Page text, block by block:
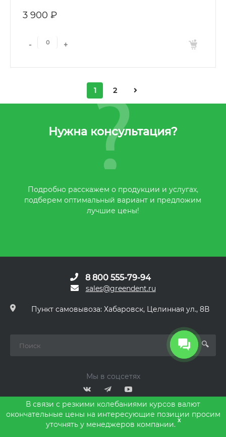
3 900 ₽
- +
1 2
Нужна консультация?
Подробно расскажем о продукции и услугах,
подберем оптимальный вариант и предложим
лучшие цены!
8 800 555-79-94
sales@greendent.ru
Пункт самовывоза: Хабаровск, Целинная ул., 8В
Мы в соцсетях
В связи с резкими колебаниями курсов валют
окончательные цены на интересующие позиции просим
уточнять у менеджеров компании.
x